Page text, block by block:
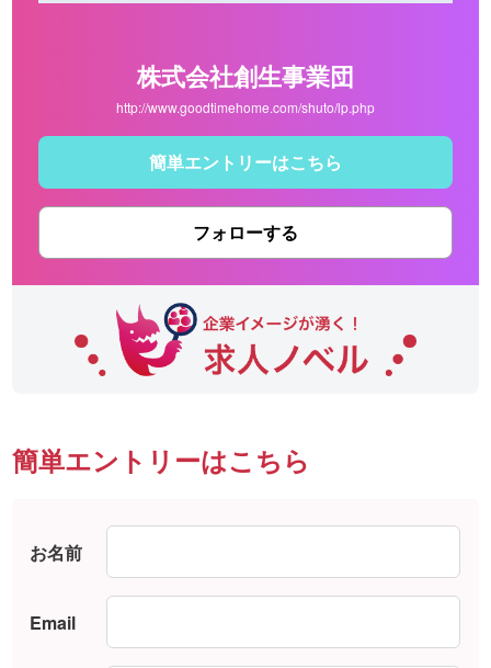
株式会社創生事業団
http://www.goodtimehome.com/shuto/lp.php
簡単エントリーはこちら
フォローする
簡単エントリーはこちら
お名前
Email